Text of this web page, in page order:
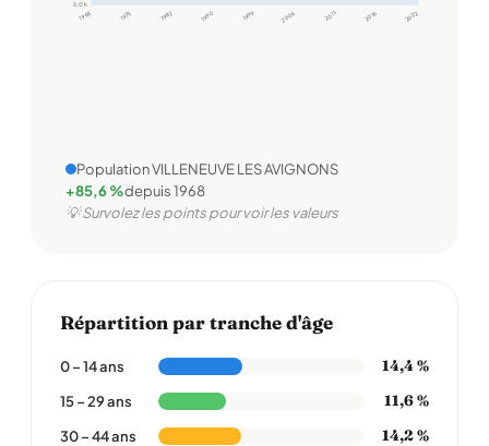
5,0 k
1968 1975 1982 1990 1999 2006 2011 2016 2022
Population VILLENEUVE LES AVIGNONS
+85,6 %depuis 1968
💡 Survolez les points pour voir les valeurs
Répartition par tranche d'âge
0 – 14 ans 14,4 %
15 – 29 ans 11,6 %
30 – 44 ans 14,2 %